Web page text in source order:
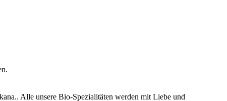
Alle unsere Bio-Spezialitäten werden mit Liebe und